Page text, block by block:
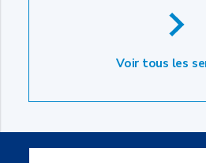
Voir tous les